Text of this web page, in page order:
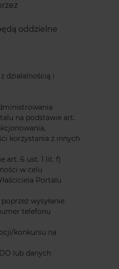
oddzielne
i
na podstawie art.
korzystania z innych
art. 6 ust. 1 lit. f)
w celu
Portalu
wysyłanie
telefonu
konkursu na
lub danych